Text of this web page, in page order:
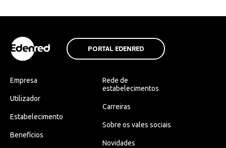
PORTAL EDENRED
Empresa
Utilizador
Estabelecimento
Benefícios
Rede de
estabelecimentos
Carreiras
Sobre os vales sociais
Novidades